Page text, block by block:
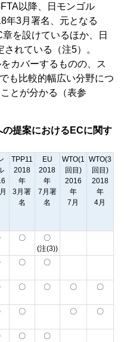
以降、日モンゴル
年3月署名、元となる
を設けているほか、日
れている（注5）。
カバーするものの、ス
も比較的幅広い分野につ
とが分かる（表参
提案におけるECに関す
TPP11
2018
年
3月署
名
EU
2018
年
7月署
名
WTO(1
回目)
2016
年
7月
WTO(3
回目)
2018
年
4月
〇
〇
(注(3))
〇 〇
〇 〇 〇 〇
〇 〇 〇
〇 〇